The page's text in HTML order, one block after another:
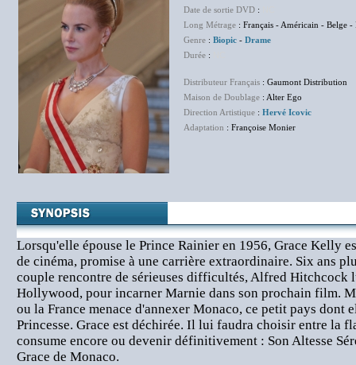
Date de sortie DVD :
Long Métrage : Français - Américain - Belge -
Genre : Biopic - Drame
Durée :
Distributeur Français : Gaumont Distribution
Maison de Doublage : Alter Ego
Direction Artistique : Hervé Icovic
Adaptation : Françoise Monier
Lorsqu'elle épouse le Prince Rainier en 1956, Grace Kelly
de cinéma, promise à une carrière extraordinaire. Six ans
couple rencontre de sérieuses difficultés, Alfred Hitchcock
Hollywood, pour incarner Marnie dans son prochain film.
ou la France menace d'annexer Monaco, ce petit pays dont
Princesse. Grace est déchirée. Il lui faudra choisir entre la
consume encore ou devenir définitivement : Son Altesse
Grace de Monaco.